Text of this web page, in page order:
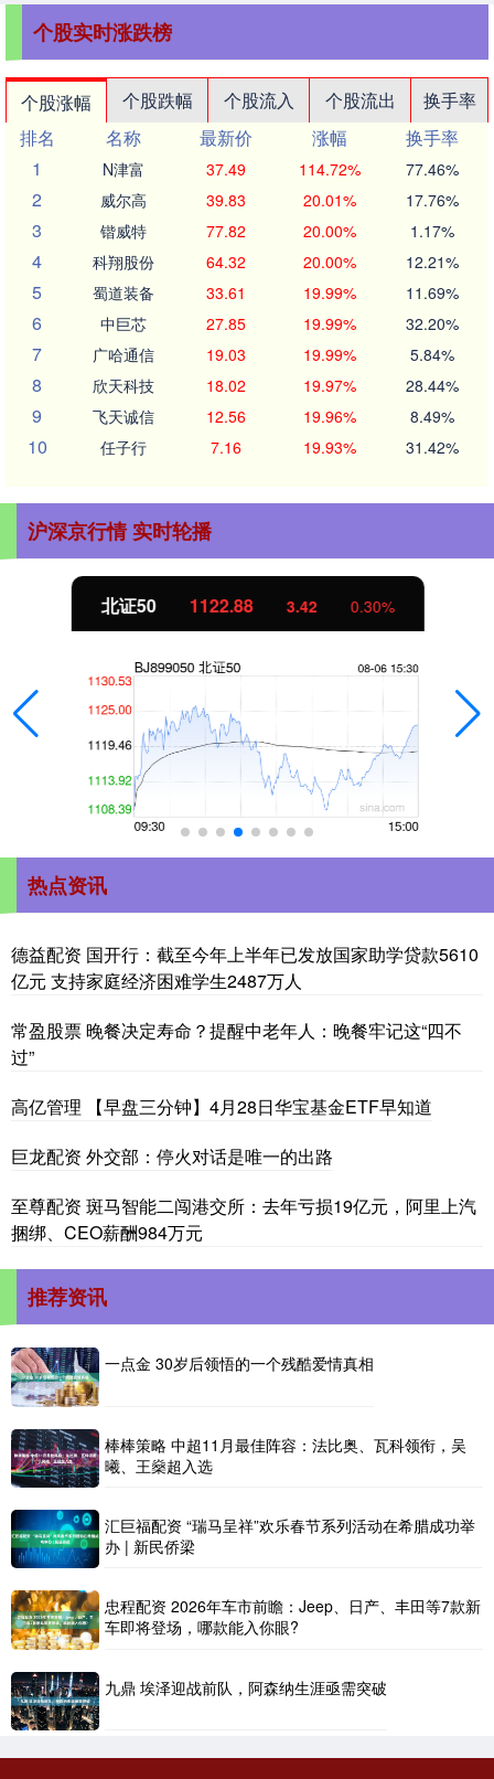
个股实时涨跌榜
个股涨幅 个股跌幅 个股流入 个股流出
换手率
排名
名称 最新价 涨幅
换手率
1
N津富 37.49 114.72% 77.46%
2 威尔高 39.83 20.01% 17.76%
3 锴威特 77.82 20.00% 1.17%
4 科翔股份 64.32 20.00% 12.21%
5 蜀道装备 33.61 19.99% 11.69%
6 中巨芯 27.85 19.99% 32.20%
7 广哈通信 19.03 19.99% 5.84%
8 欣天科技 18.02 19.97% 28.44%
9 飞天诚信 12.56 19.96% 8.49%
10 任子行 7.16 19.93% 31.42%
沪深京行情 实时轮播
北证50 1122.88 3.42 0.30%
热点资讯
德益配资 国开行：截至今年上半年已发放国家助学贷款5610
亿元 支持家庭经济困难学生2487万人
常盈股票 晚餐决定寿命？提醒中老年人：晚餐牢记这“四不
过”
高亿管理 【早盘三分钟】4月28日华宝基金ETF早知道
巨龙配资 外交部：停火对话是唯一的出路
至尊配资 斑马智能二闯港交所：去年亏损19亿元，阿里上汽
捆绑、CEO薪酬984万元
推荐资讯
一点金 30岁后领悟的一个残酷爱情真相
棒棒策略 中超11月最佳阵容：法比奥、瓦科领衔，吴
曦、王燊超入选
汇巨福配资 “瑞马呈祥”欢乐春节系列活动在希腊成功举
办 | 新民侨梁
忠程配资 2026年车市前瞻：Jeep、日产、丰田等7款新
车即将登场，哪款能入你眼?
九鼎 埃泽迎战前队，阿森纳生涯亟需突破